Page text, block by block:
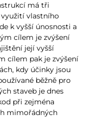
má tři
vlastního
k vyšší únosnosti a
cílem je zvýšení
její vyšší
cílem pak je zvýšení
kdy účinky jsou
běžně pro
staveb je dnes
při zejména
mimořádných